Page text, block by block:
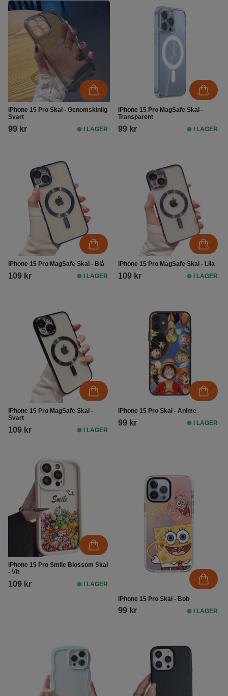
iPhone 15 Pro Skal - Genomskinlig
Svart
99 kr I LAGER
iPhone 15 Pro MagSafe Skal -
Transparent
99 kr I LAGER
iPhone 15 Pro MagSafe Skal - Blå
109 kr I LAGER
iPhone 15 Pro MagSafe Skal - Lila
109 kr I LAGER
iPhone 15 Pro MagSafe Skal -
Svart
109 kr I LAGER
iPhone 15 Pro Skal - Anime
99 kr I LAGER
iPhone 15 Pro Smile Blossom Skal
- Vit
109 kr I LAGER
iPhone 15 Pro Skal - Bob
99 kr I LAGER